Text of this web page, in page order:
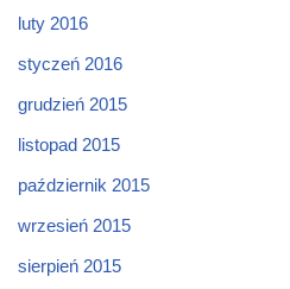
luty 2016
styczeń 2016
grudzień 2015
listopad 2015
październik 2015
wrzesień 2015
sierpień 2015